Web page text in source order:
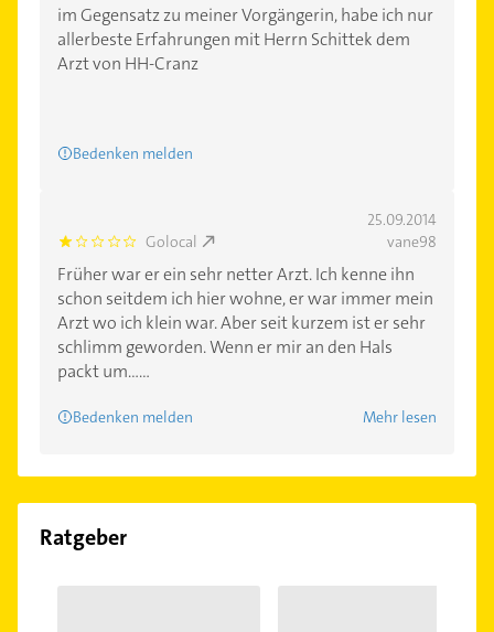
im Gegensatz zu meiner Vorgängerin, habe ich nur
allerbeste Erfahrungen mit Herrn Schittek dem
Arzt von HH-Cranz
Bedenken melden
25.09.2014
1.0 Golocal vane98
Früher war er ein sehr netter Arzt. Ich kenne ihn
schon seitdem ich hier wohne, er war immer mein
Arzt wo ich klein war. Aber seit kurzem ist er sehr
schlimm geworden. Wenn er mir an den Hals
packt um......
Bedenken melden Mehr lesen
Ratgeber